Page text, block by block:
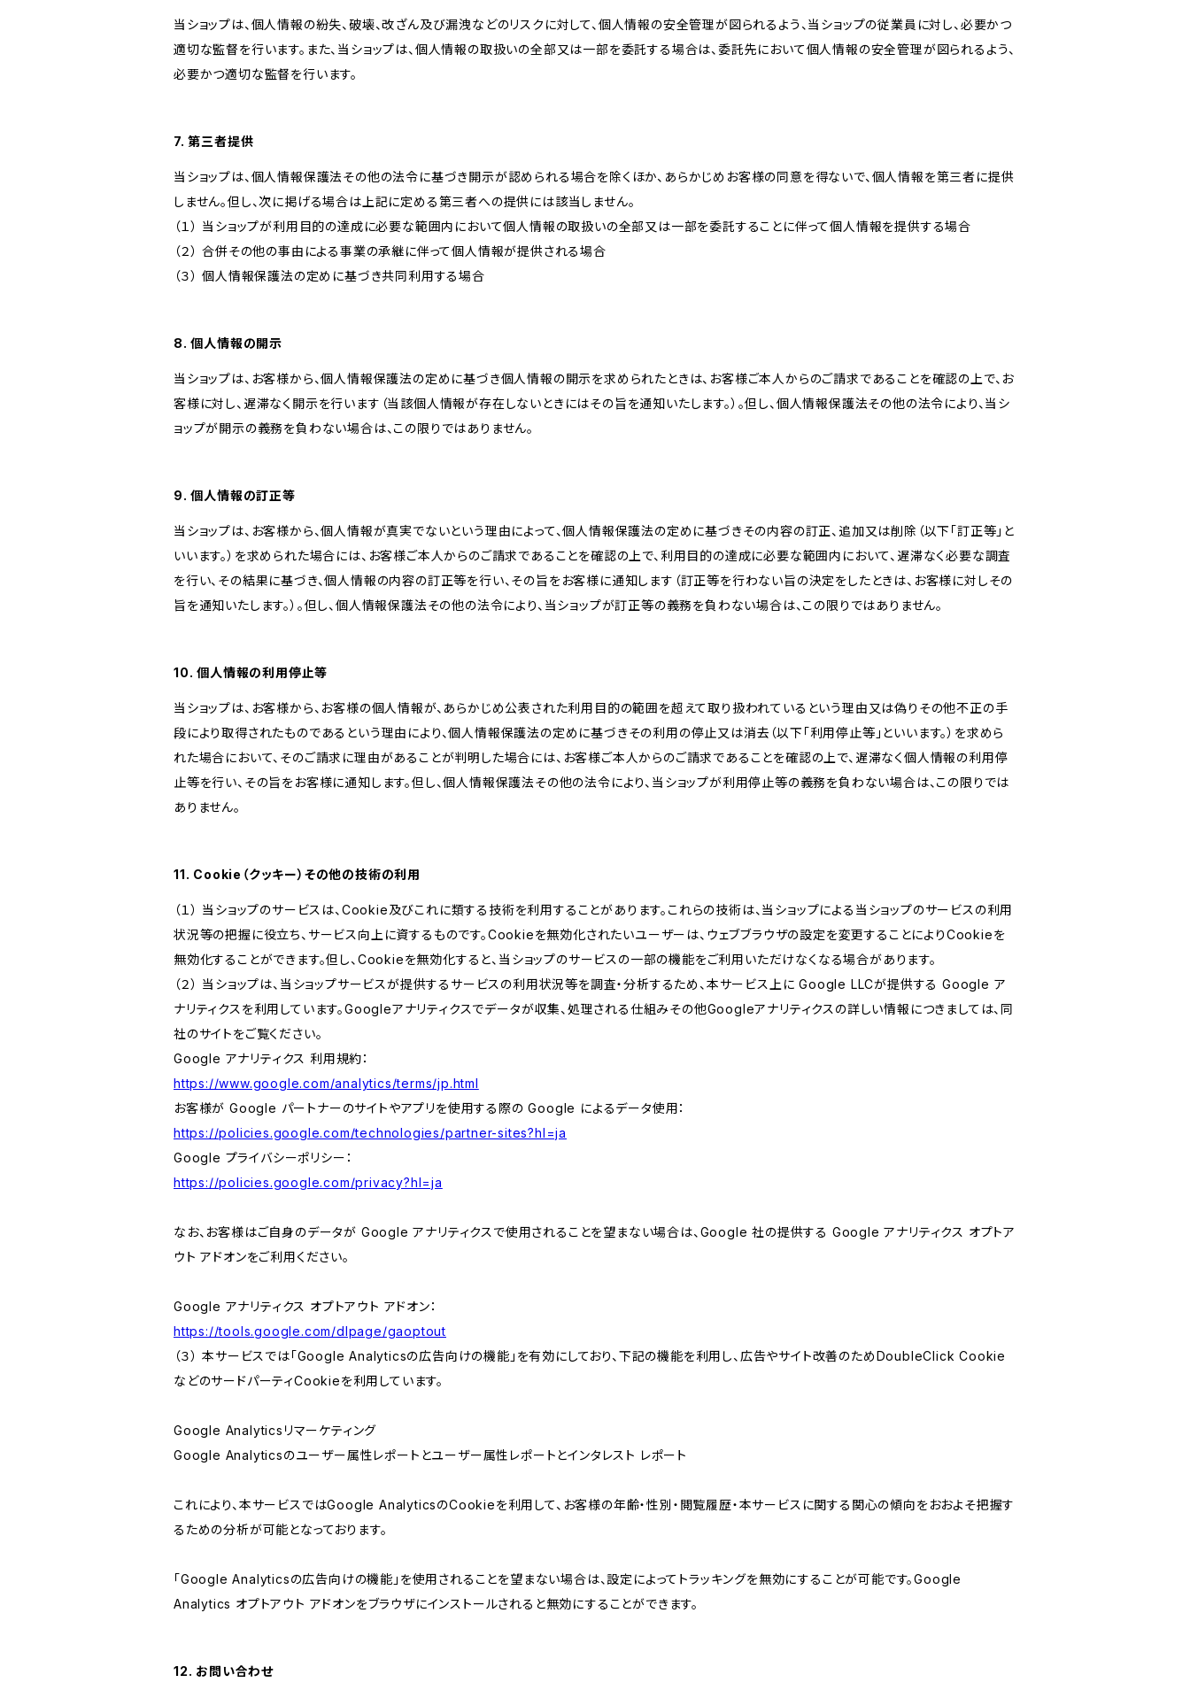
当ショップは、個人情報の紛失、破壊、改ざん及び漏洩などのリスクに対して、個人情報の安全管理が図られるよう、当ショップの従業員に対し、必要かつ
適切な監督を行います。また、当ショップは、個人情報の取扱いの全部又は一部を委託する場合は、委託先において個人情報の安全管理が図られるよう、
必要かつ適切な監督を行います。
7. 第三者提供
当ショップは、個人情報保護法その他の法令に基づき開示が認められる場合を除くほか、あらかじめお客様の同意を得ないで、個人情報を第三者に提供
しません。但し、次に掲げる場合は上記に定める第三者への提供には該当しません。
（１） 当ショップが利用目的の達成に必要な範囲内において個人情報の取扱いの全部又は一部を委託することに伴って個人情報を提供する場合
（２） 合併その他の事由による事業の承継に伴って個人情報が提供される場合
（３） 個人情報保護法の定めに基づき共同利用する場合
8. 個人情報の開示
当ショップは、お客様から、個人情報保護法の定めに基づき個人情報の開示を求められたときは、お客様ご本人からのご請求であることを確認の上で、お
客様に対し、遅滞なく開示を行います（当該個人情報が存在しないときにはその旨を通知いたします。）。但し、個人情報保護法その他の法令により、当シ
ョップが開示の義務を負わない場合は、この限りではありません。
9. 個人情報の訂正等
当ショップは、お客様から、個人情報が真実でないという理由によって、個人情報保護法の定めに基づきその内容の訂正、追加又は削除（以下「訂正等」と
いいます。）を求められた場合には、お客様ご本人からのご請求であることを確認の上で、利用目的の達成に必要な範囲内において、遅滞なく必要な調査
を行い、その結果に基づき、個人情報の内容の訂正等を行い、その旨をお客様に通知します（訂正等を行わない旨の決定をしたときは、お客様に対しその
旨を通知いたします。）。但し、個人情報保護法その他の法令により、当ショップが訂正等の義務を負わない場合は、この限りではありません。
10. 個人情報の利用停止等
当ショップは、お客様から、お客様の個人情報が、あらかじめ公表された利用目的の範囲を超えて取り扱われているという理由又は偽りその他不正の手
段により取得されたものであるという理由により、個人情報保護法の定めに基づきその利用の停止又は消去（以下「利用停止等」といいます。）を求めら
れた場合において、そのご請求に理由があることが判明した場合には、お客様ご本人からのご請求であることを確認の上で、遅滞なく個人情報の利用停
止等を行い、その旨をお客様に通知します。但し、個人情報保護法その他の法令により、当ショップが利用停止等の義務を負わない場合は、この限りでは
ありません。
11. Cookie（クッキー）その他の技術の利用
（１） 当ショップのサービスは、Cookie及びこれに類する技術を利用することがあります。これらの技術は、当ショップによる当ショップのサービスの利用
状況等の把握に役立ち、サービス向上に資するものです。Cookieを無効化されたいユーザーは、ウェブブラウザの設定を変更することによりCookieを
無効化することができます。但し、Cookieを無効化すると、当ショップのサービスの一部の機能をご利用いただけなくなる場合があります。
（２） 当ショップは、当ショップサービスが提供するサービスの利用状況等を調査・分析するため、本サービス上に Google LLCが提供する Google ア
ナリティクスを利用しています。Googleアナリティクスでデータが収集、処理される仕組みその他Googleアナリティクスの詳しい情報につきましては、同
社のサイトをご覧ください。
Google アナリティクス 利用規約：
https://www.google.com/analytics/terms/jp.html
お客様が Google パートナーのサイトやアプリを使用する際の Google によるデータ使用：
https://policies.google.com/technologies/partner-sites?hl=ja
Google プライバシーポリシー：
https://policies.google.com/privacy?hl=ja
なお、お客様はご自身のデータが Google アナリティクスで使用されることを望まない場合は、Google 社の提供する Google アナリティクス オプトア
ウト アドオンをご利用ください。
Google アナリティクス オプトアウト アドオン：
https://tools.google.com/dlpage/gaoptout
（３） 本サービスでは「Google Analyticsの広告向けの機能」を有効にしており、下記の機能を利用し、広告やサイト改善のためDoubleClick Cookie
などのサードパーティCookieを利用しています。
Google Analyticsリマーケティング
Google Analyticsのユーザー属性レポートとユーザー属性レポートとインタレスト レポート
これにより、本サービスではGoogle AnalyticsのCookieを利用して、お客様の年齢・性別・閲覧履歴・本サービスに関する関心の傾向をおおよそ把握す
るための分析が可能となっております。
「Google Analyticsの広告向けの機能」を使用されることを望まない場合は、設定によってトラッキングを無効にすることが可能です。Google
Analytics オプトアウト アドオンをブラウザにインストールされると無効にすることができます。
12. お問い合わせ